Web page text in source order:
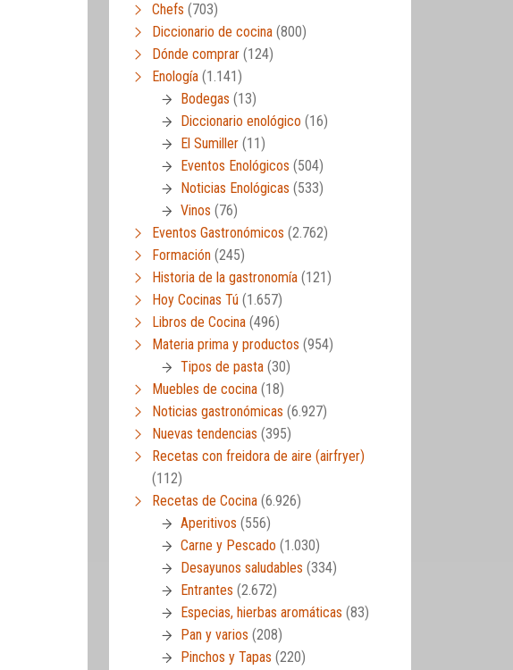
Chefs (703)
Diccionario de cocina (800)
Dónde comprar (124)
Enología (1.141)
Bodegas (13)
Diccionario enológico (16)
El Sumiller (11)
Eventos Enológicos (504)
Noticias Enológicas (533)
Vinos (76)
Eventos Gastronómicos (2.762)
Formación (245)
Historia de la gastronomía (121)
Hoy Cocinas Tú (1.657)
Libros de Cocina (496)
Materia prima y productos (954)
Tipos de pasta (30)
Muebles de cocina (18)
Noticias gastronómicas (6.927)
Nuevas tendencias (395)
Recetas con freidora de aire (airfryer)
(112)
Recetas de Cocina (6.926)
Aperitivos (556)
Carne y Pescado (1.030)
Desayunos saludables (334)
Entrantes (2.672)
Especias, hierbas aromáticas (83)
Pan y varios (208)
Pinchos y Tapas (220)